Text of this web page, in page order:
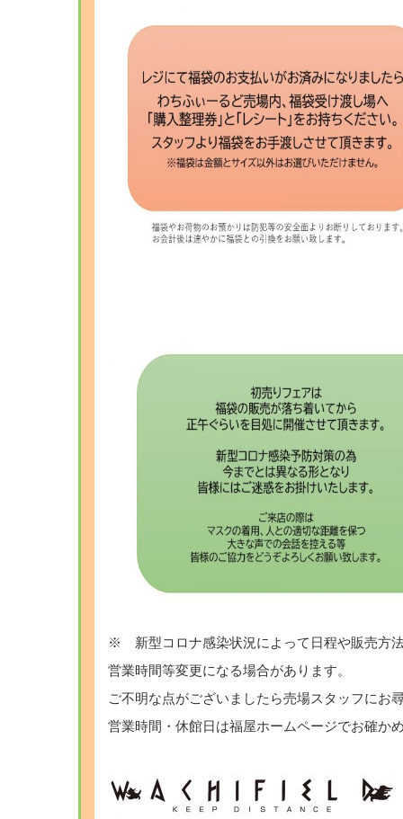
※ 新型コロナ感染状況によって日程や販売方
営業時間等変更になる場合があります。
ご不明な点がございましたら売場スタッフにお
営業時間・休館日は福屋ホームページでお確か